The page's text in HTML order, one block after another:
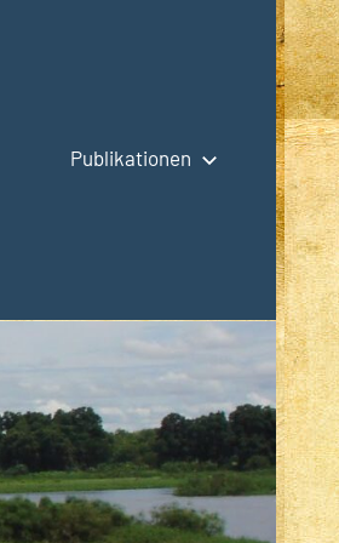
Publikationen